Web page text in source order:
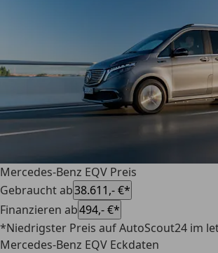
Mercedes-Benz EQV Preis
Gebraucht ab38.611,- €*
Finanzieren ab494,- €*
*Niedrigster Preis auf AutoScout24 im
Mercedes-Benz EQV Eckdaten